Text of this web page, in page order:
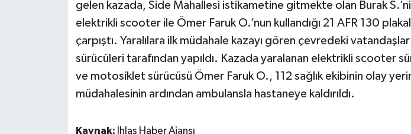
gelen kazada, Side Mahallesi istikametine gitmekte olan Burak
elektrikli scooter ile Ömer Faruk O.’nun kullandığı 21 AFR 130
çarpıştı. Yaralılara ilk müdahale kazayı gören çevredeki
sürücüleri tarafından yapıldı. Kazada yaralanan elektrikli scooter
ve motosiklet sürücüsü Ömer Faruk O., 112 sağlık ekibinin olay
müdahalesinin ardından ambulansla hastaneye kaldırıldı.
Kaynak: İhlas Haber Ajansı